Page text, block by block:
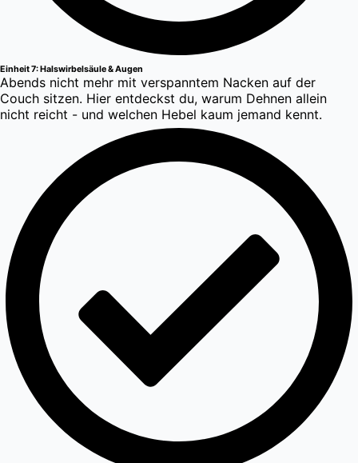
Einheit 7: Halswirbelsäule & Augen
Abends nicht mehr mit verspanntem Nacken auf der
Couch sitzen. Hier entdeckst du, warum Dehnen allein
nicht reicht - und welchen Hebel kaum jemand kennt.